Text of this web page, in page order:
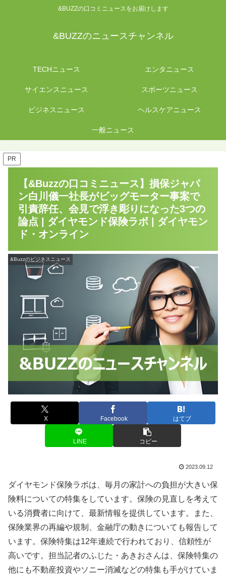
&BUZZの口コミニュースをお届けします
&BUZZのニュースチャンネル
TECHニュース エンタニュース
サイエンスニュース スポーツニュース
ビジネスニュース ヘルスケアニュース
一般ニュース
PR
【&Buzzの口コミニュース】損保ジャパ
ン白川儀一社長がビッグモーター事案で
引責辞任、会見で浮き彫りになった3つの
論点 | ダイヤモンド保険ラボ | ダイヤモン
ド・オンライン
&Buzzのビジネスニュース
X Facebook はてブ
LINE コピー
2023.09.12
ダイヤモンド保険ラボは、毎月の家計への負担が大きい保
険料についての特集をしています。保険の見直しを考えて
いる消費者に向けて、最新情報を提供しています。また、
保険業界の再編や規制、金融庁の動きについても報告して
います。保険特集は12年連続で行われており、信頼性が
高いです。担当記者のふじた・あきおさんは、保険特集の
他にも不動産投資やソニー消滅などの特集も手がけていま